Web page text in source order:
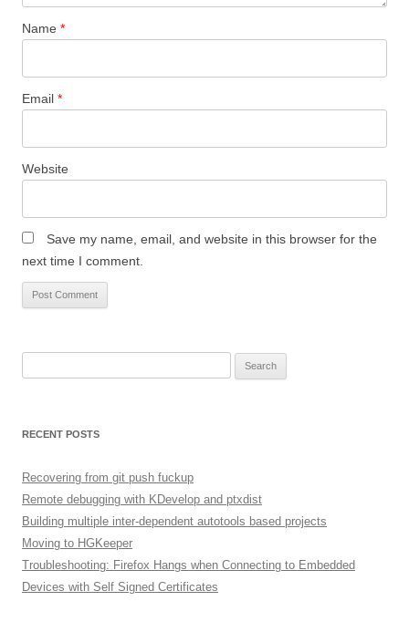
Name *
Email *
Website
Save my name, email, and website in this browser for the
next time I comment.
RECENT POSTS
Recovering from git push fuckup
Remote debugging with KDevelop and ptxdist
Building multiple inter-dependent autotools based projects
Moving to HGKeeper
Troubleshooting: Firefox Hangs when Connecting to Embedded
Devices with Self Signed Certificates